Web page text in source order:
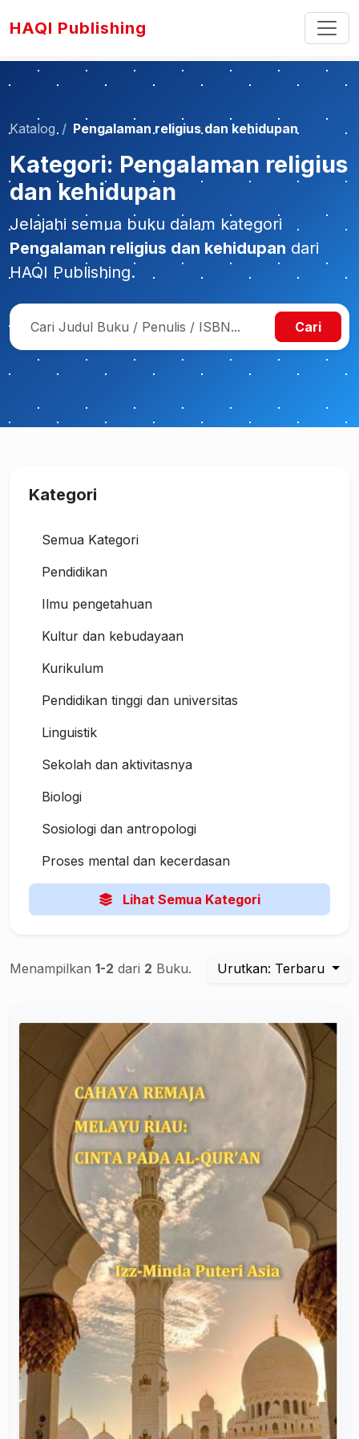
HAQI Publishing
Katalog Pengalaman religius dan kehidupan
Kategori: Pengalaman religius
dan kehidupan
Jelajahi semua buku dalam kategori
Pengalaman religius dan kehidupan dari
HAQI Publishing.
Cari
Kategori
Semua Kategori
Pendidikan
Ilmu pengetahuan
Kultur dan kebudayaan
Kurikulum
Pendidikan tinggi dan universitas
Linguistik
Sekolah dan aktivitasnya
Biologi
Sosiologi dan antropologi
Proses mental dan kecerdasan
Lihat Semua Kategori
Menampilkan 1-2 dari 2 Buku. Urutkan: Terbaru